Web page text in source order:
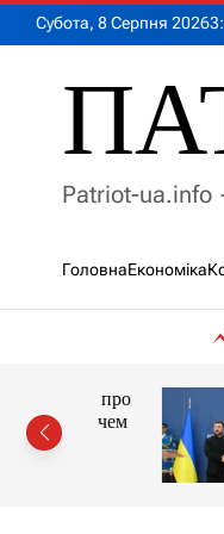
Субота, 8 Серпня 20263:
Patriot-ua.info
ГоловнаЕкономіка